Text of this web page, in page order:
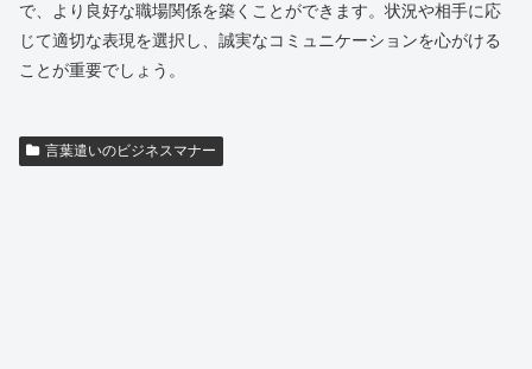
で、より良好な職場関係を築くことができます。状況や相手に応
じて適切な表現を選択し、誠実なコミュニケーションを心がける
ことが重要でしょう。
言葉遣いのビジネスマナー